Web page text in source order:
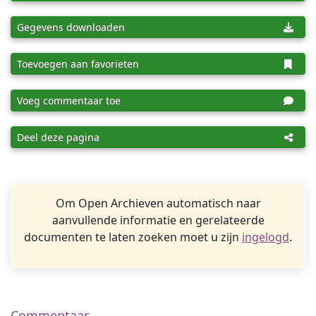
Gegevens downloaden
Toevoegen aan favorieten
Voeg commentaar toe
Deel deze pagina
Om Open Archieven automatisch naar
aanvullende informatie en gerelateerde
documenten te laten zoeken moet u zijn ingelogd.